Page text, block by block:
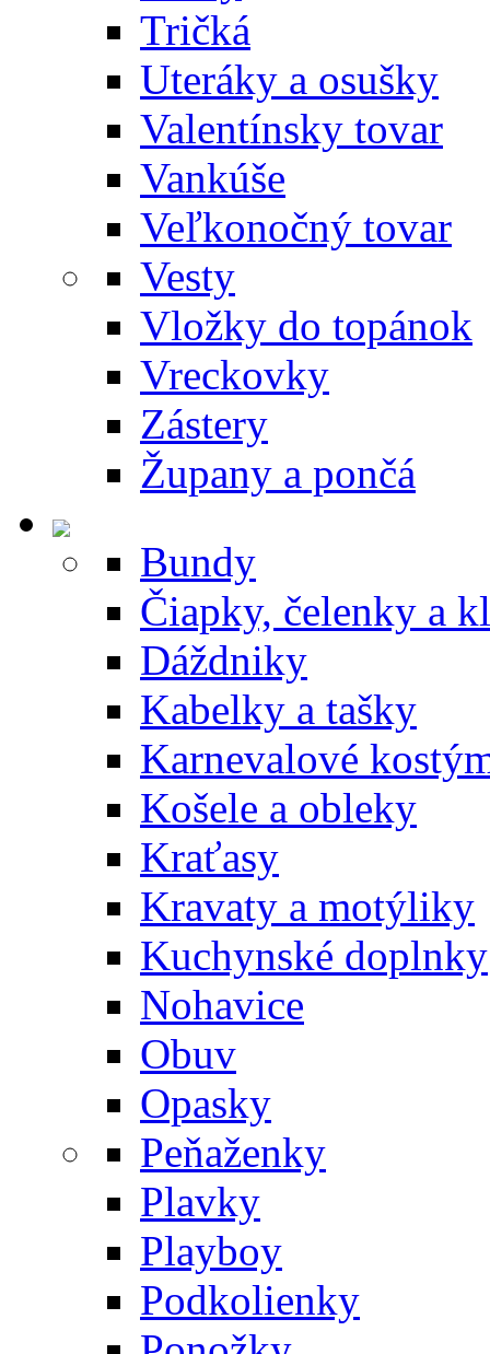
Tričká
Uteráky a osušky
Valentínsky tovar
Vankúše
Veľkonočný tovar
Vesty
Vložky do topánok
Vreckovky
Zástery
Župany a pončá
Bundy
Čiapky, čelenky a
Dáždniky
Kabelky a tašky
Karnevalové
Košele a obleky
Kraťasy
Kravaty a motýliky
Kuchynské doplnky
Nohavice
Obuv
Opasky
Peňaženky
Plavky
Playboy
Podkolienky